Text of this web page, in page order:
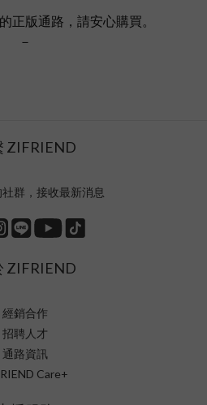
正版通路，請安心購買。
－
ZIFRIEND
群，接收最新消息
ZIFRIEND
經銷合作
招聘人才
通路資訊
Care+